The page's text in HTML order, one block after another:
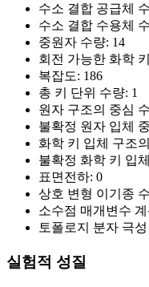
수소 결합 공급체
수소 결합 수용체
중원자 수량: 14
회전 가능한 화학
복잡도: 186
총 키 단위 수량: 1
원자 구조의 중심
불확정 원자 입체
화학 키 입체 구조
불확정 화학 키 입
표면전하: 0
상호 변형 이기종
소수점 매개변수
토폴로지 분자 극
실험적 성질